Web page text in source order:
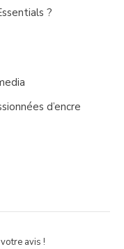
?
d’encre
avis !